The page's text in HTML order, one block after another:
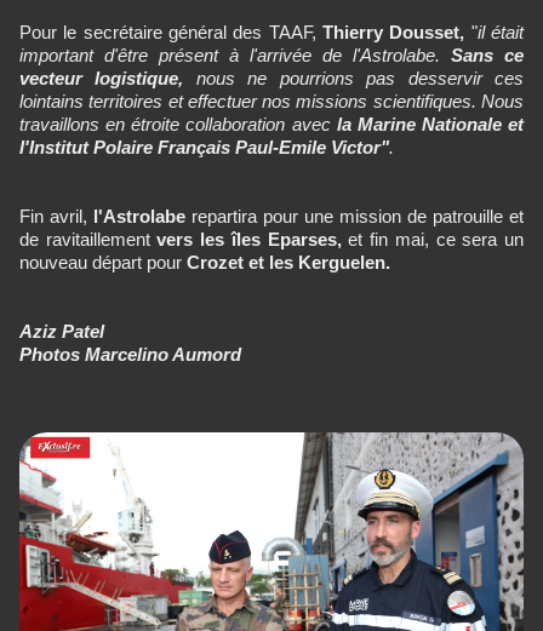
Pour le secrétaire général des TAAF, Thierry Dousset, "il était
important d'être présent à l'arrivée de l'Astrolabe. Sans ce
vecteur logistique, nous ne pourrions pas desservir ces
lointains territoires et effectuer nos missions scientifiques. Nous
travaillons en étroite collaboration avec la Marine Nationale et
l'Institut Polaire Français Paul-Emile Victor".
Fin avril, l'Astrolabe repartira pour une mission de patrouille et
de ravitaillementvers les îles Eparses,et fin mai, ce sera un
nouveau départ pour Crozet et les Kerguelen.
Aziz Patel
Photos Marcelino Aumord